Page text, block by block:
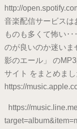
http://
音楽配信サービスは
ものも多くて怖い･
のが良いのか迷いま
影のエール」 の
サイト をまとめまし
https://
https://